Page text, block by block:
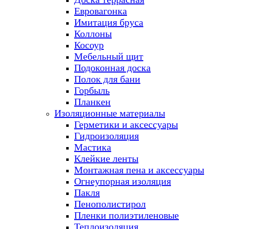
Евровагонка
Имитация бруса
Коллоны
Косоур
Мебельный щит
Подоконная доска
Полок для бани
Горбыль
Планкен
Изоляционные материалы
Герметики и аксессуары
Гидроизоляция
Мастика
Клейкие ленты
Монтажная пена и аксессуары
Огнеупорная изоляция
Пакля
Пенополистирол
Пленки полиэтиленовые
Теплоизоляция